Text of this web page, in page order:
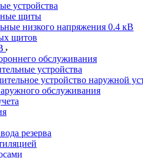
устройства
щиты
низкого напряжения 0.4 кВ
щитов
обслуживания
устройства
устройство наружной
обслуживания
резерва